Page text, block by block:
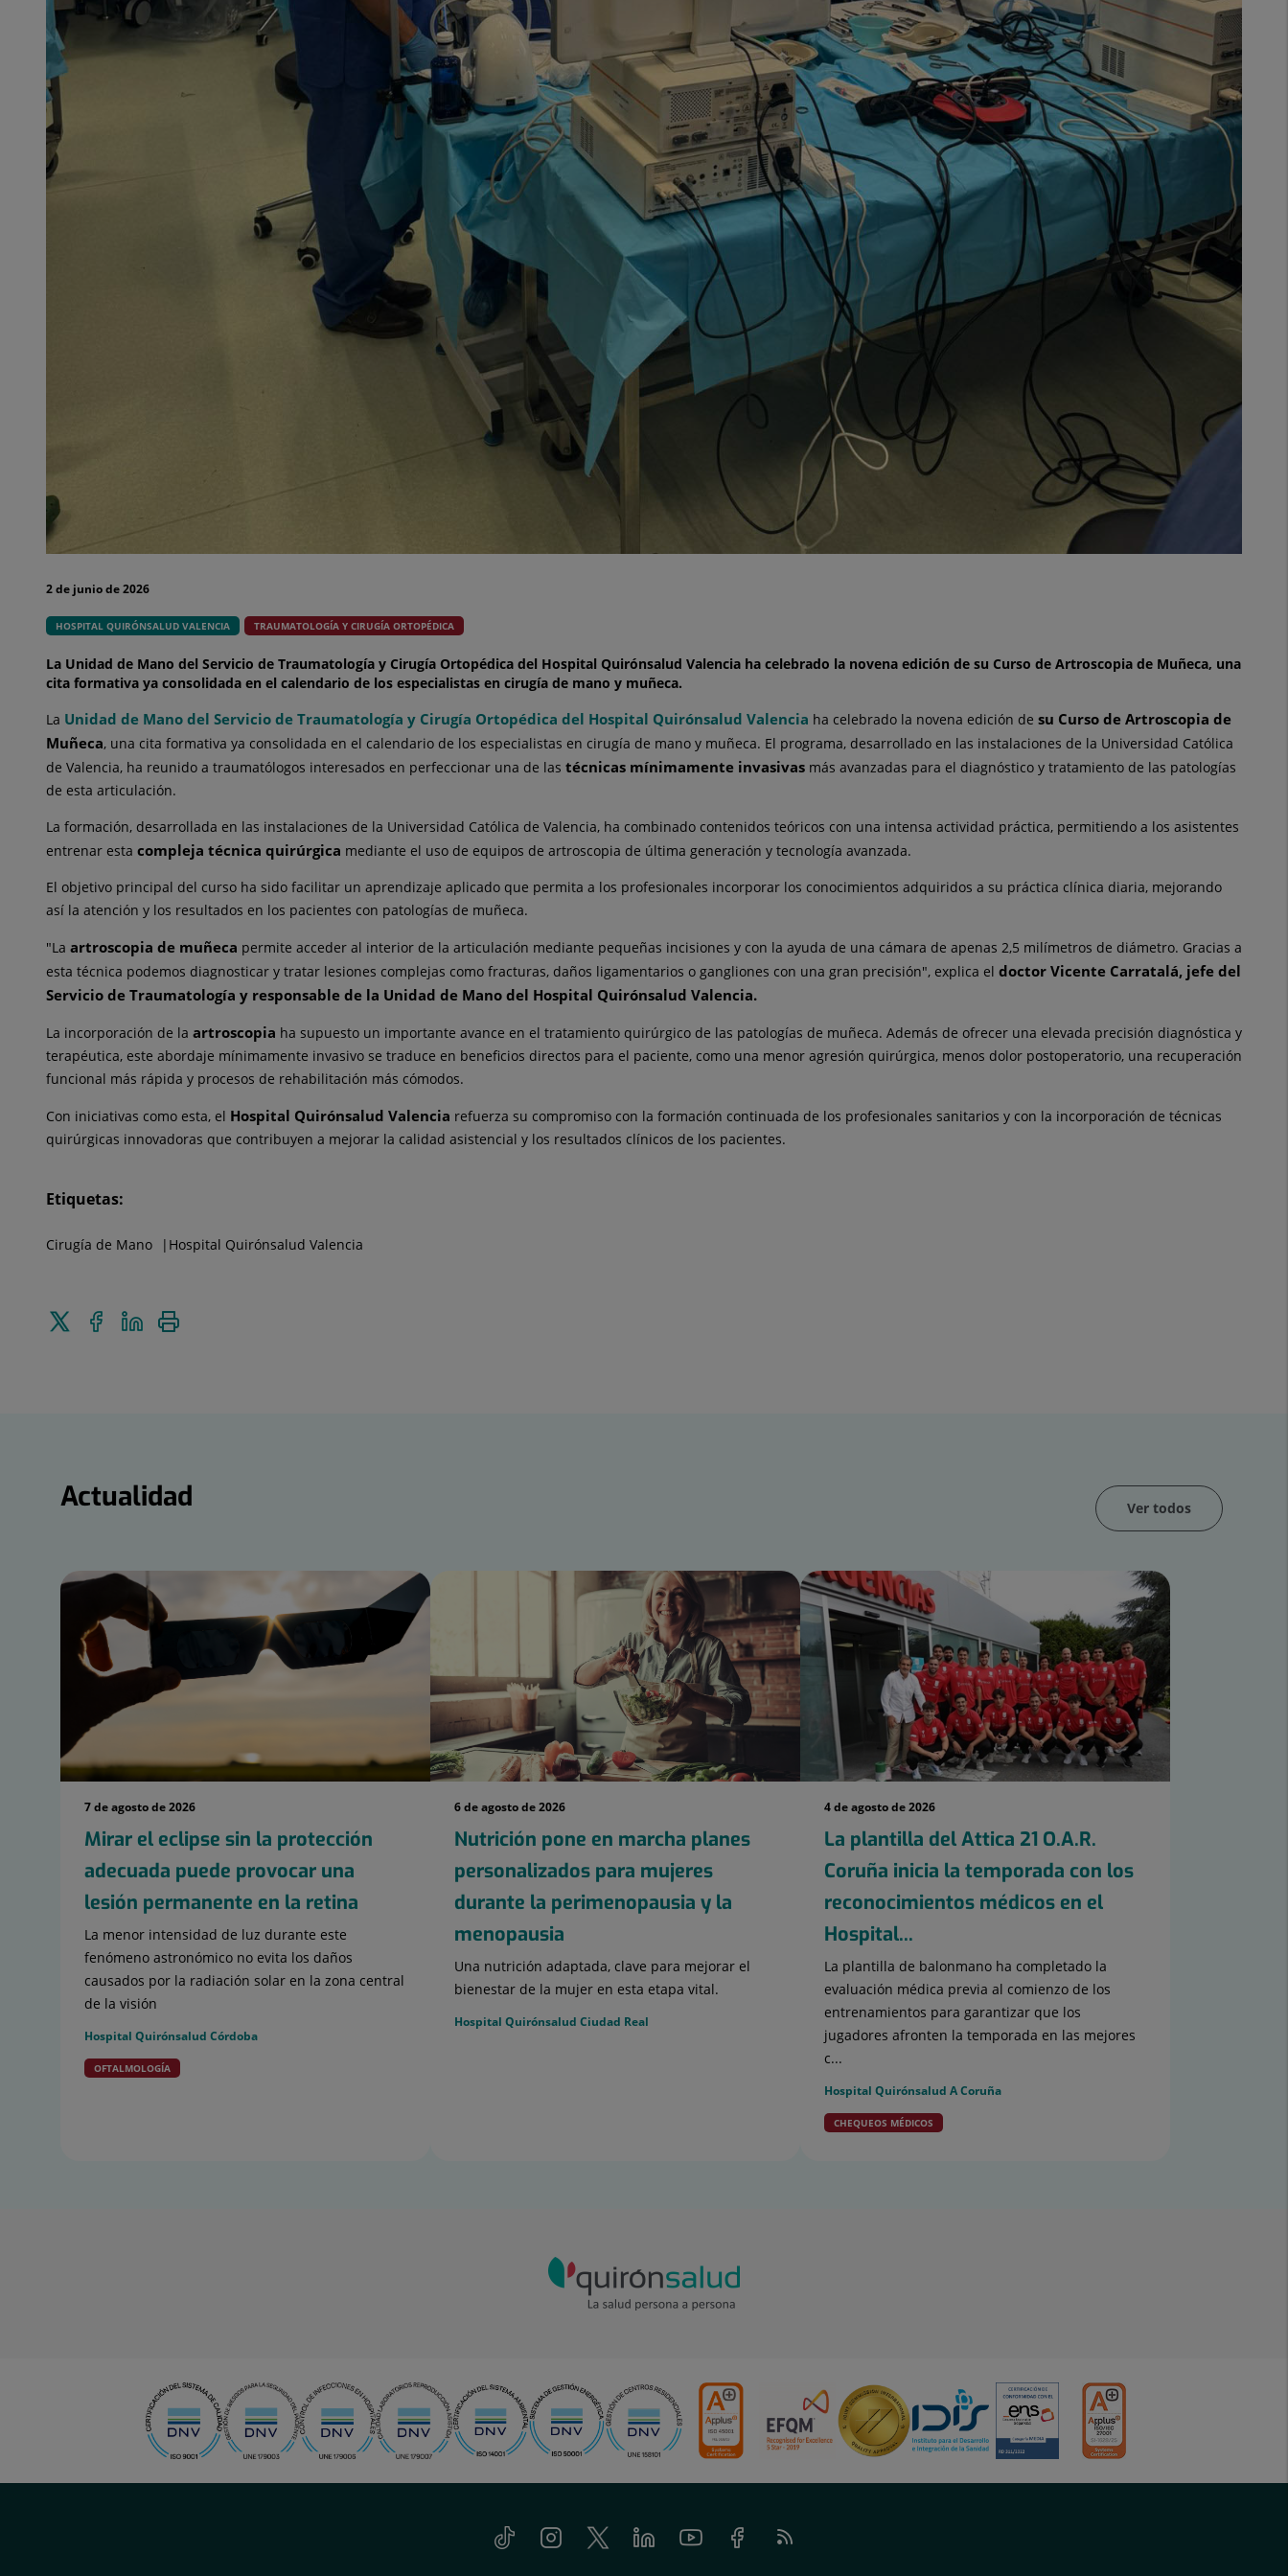
2 de junio de 2026
HOSPITAL QUIRÓNSALUD VALENCIA TRAUMATOLOGÍA Y CIRUGÍA ORTOPÉDICA
La Unidad de Mano del Servicio de Traumatología y Cirugía Ortopédica del Hospital Quirónsalud Valencia ha celebrado la novena edición de su Curso de Artroscopia de Muñeca, una
cita formativa ya consolidada en el calendario de los especialistas en cirugía de mano y muñeca.
La Unidad de Mano del Servicio de Traumatología y Cirugía Ortopédica del Hospital Quirónsalud Valencia ha celebrado la novena edición de su Curso de Artroscopia de
Muñeca, una cita formativa ya consolidada en el calendario de los especialistas en cirugía de mano y muñeca. El programa, desarrollado en las instalaciones de la Universidad Católica
de Valencia, ha reunido a traumatólogos interesados en perfeccionar una de las técnicas mínimamente invasivas más avanzadas para el diagnóstico y tratamiento de las patologías
de esta articulación.
La formación, desarrollada en las instalaciones de la Universidad Católica de Valencia, ha combinado contenidos teóricos con una intensa actividad práctica, permitiendo a los asistentes
entrenar esta compleja técnica quirúrgica mediante el uso de equipos de artroscopia de última generación y tecnología avanzada.
El objetivo principal del curso ha sido facilitar un aprendizaje aplicado que permita a los profesionales incorporar los conocimientos adquiridos a su práctica clínica diaria, mejorando
así la atención y los resultados en los pacientes con patologías de muñeca.
"La artroscopia de muñeca permite acceder al interior de la articulación mediante pequeñas incisiones y con la ayuda de una cámara de apenas 2,5 milímetros de diámetro. Gracias a
esta técnica podemos diagnosticar y tratar lesiones complejas como fracturas, daños ligamentarios o gangliones con una gran precisión", explica el doctor Vicente Carratalá, jefe del
Servicio de Traumatología y responsable de la Unidad de Mano del Hospital Quirónsalud Valencia.
La incorporación de la artroscopia ha supuesto un importante avance en el tratamiento quirúrgico de las patologías de muñeca. Además de ofrecer una elevada precisión diagnóstica y
terapéutica, este abordaje mínimamente invasivo se traduce en beneficios directos para el paciente, como una menor agresión quirúrgica, menos dolor postoperatorio, una recuperación
funcional más rápida y procesos de rehabilitación más cómodos.
Con iniciativas como esta, el Hospital Quirónsalud Valencia refuerza su compromiso con la formación continuada de los profesionales sanitarios y con la incorporación de técnicas
quirúrgicas innovadoras que contribuyen a mejorar la calidad asistencial y los resultados clínicos de los pacientes.
Etiquetas:
Cirugía de Mano Hospital Quirónsalud Valencia
Enviar
Compartir
en
Compartir
Actualidad
7 de agosto de 2026
Mirar el eclipse sin la protección
adecuada puede provocar una
lesión permanente en la retina
La menor intensidad de luz durante este
fenómeno astronómico no evita los daños
causados por la radiación solar en la zona central
de la visión
Hospital Quirónsalud Córdoba
OFTALMOLOGÍA
6 de agosto de 2026
Nutrición pone en marcha planes
personalizados para mujeres
durante la perimenopausia y la
menopausia
Una nutrición adaptada, clave para mejorar el
bienestar de la mujer en esta etapa vital.
Hospital Quirónsalud Ciudad Real
4 de agosto de 2026
La plantilla del Attica 21 O.A.R.
Coruña inicia la temporada con los
reconocimientos médicos en el
Hospital...
La plantilla de balonmano ha completado la
evaluación médica previa al comienzo de los
entrenamientos para garantizar que los
jugadores afronten la temporada en las mejores
c...
Hospital Quirónsalud A Coruña
CHEQUEOS MÉDICOS
Ver todos
Tiktok InstagramTwitter LinkedinYoutube FacebookFeed
RSS